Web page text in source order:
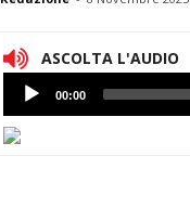
ASCOLTA L'AUDIO
Lettore
Audio
00:00